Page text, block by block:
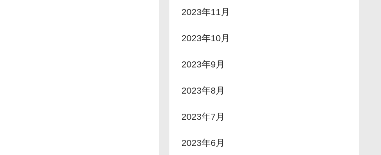
2023年11月
2023年10月
2023年9月
2023年8月
2023年7月
2023年6月